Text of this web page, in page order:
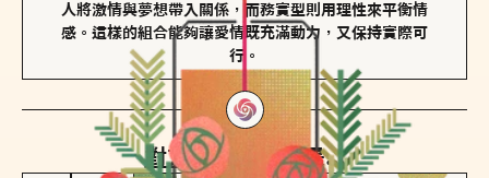
人將激情與夢想帶入關係，而務實型則用理性來平衡情
感。這樣的組合能夠讓愛情既充滿動力，又保持實際可
行。
對方的主調蠟燭是...